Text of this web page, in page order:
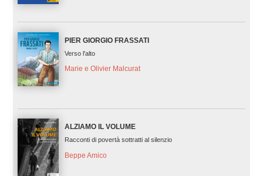
PIER GIORGIO FRASSATI
Verso l'alto
Marie e Olivier Malcurat
ALZIAMO IL VOLUME
Racconti di povertà sottratti al silenzio
Beppe Amico